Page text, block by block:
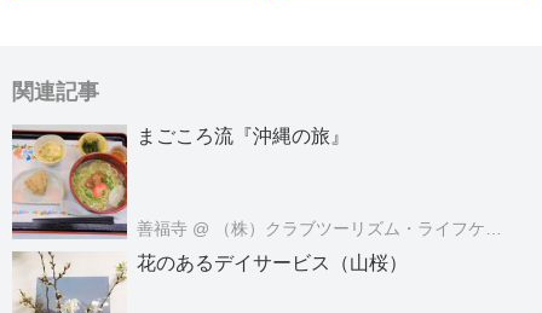
関連記事
まごころ流『沖縄の旅』
善福寺 @ （株）クラブツーリズム・ライフケアサービス
花のあるデイサービス（山桜）